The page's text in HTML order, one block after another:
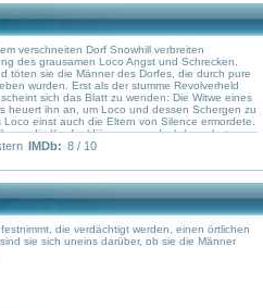
verschneiten Dorf Snowhill verbreiten
des grausamen Loco Angst und Schrecken.
töten sie die Männer des Dorfes, die durch pure
wurden. Erst als der stumme Revolverheld
sich das Blatt zu wenden: Die Witwe eines
heuert ihn an, um Loco und dessen Schergen zu
einst auch die Eltern von Silence ermordete.
die Kopfgeldjäger aus – doch Loco hat
um den wortlosen Rächer aus dem Weg zu
IMDb: 8 / 10
die verdächtigt werden, einen örtlichen
sie sich uneins darüber, ob sie die Männer